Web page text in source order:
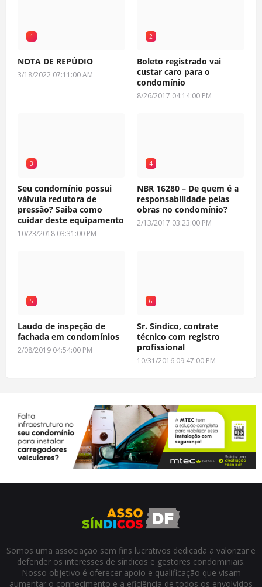
1
NOTA DE REPÚDIO
3/18/2022 07:11:00 AM
2
Boleto registrado vai
custar caro para o
condomínio
8/26/2017 04:14:00 PM
3
Seu condomínio possui
válvula redutora de
pressão? Saiba como
cuidar deste equipamento
10/23/2018 03:31:00 PM
4
NBR 16280 – De quem é a
responsabilidade pelas
obras no condomínio?
2/13/2017 03:23:00 PM
5
Laudo de inspeção de
fachada em condomínios
2/08/2019 04:54:00 PM
6
Sr. Síndico, contrate
técnico com registro
profissional
10/31/2016 09:47:00 PM
Somos uma associação sem fins lucrativos dedicada a valorizar e
defender os interesses de síndicos e gestores condominiais.
Nosso objetivo é oferecer apoio e qualificação que visam
aumentar o conhecimento e a eficiência de todos os envolvidos